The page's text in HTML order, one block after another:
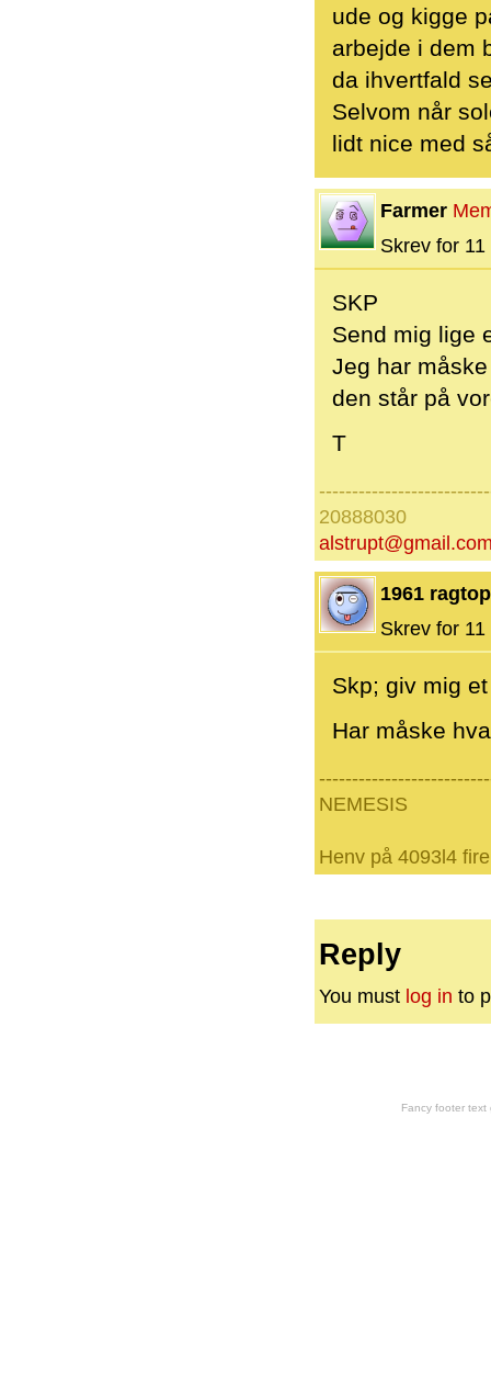
ude og kigge
arbejde i dem
da ihvertfald
Selvom når
lidt nice med
Farmer
Skrev for
SKP
Send mig lige
Jeg har
den står på
T
20888030
1961 ragtop
Skrev for
Skp; giv mig
Har måske
NEMESIS
Henv på 4093l4
Reply
You must log in to
Fancy footer